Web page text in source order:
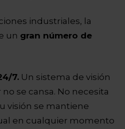
industriales, la
un gran número de
7. Un sistema de visión
se cansa. No necesita
visión se mantiene
en cualquier momento